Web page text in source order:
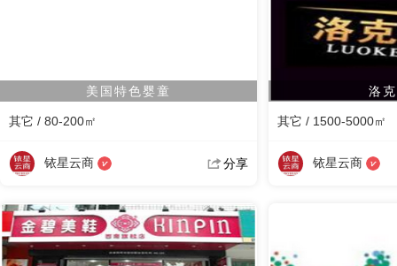
美国特色婴童
其它 / 80-200㎡
铱星云商 分享
洛
其它 / 1500-5000㎡
铱星云商